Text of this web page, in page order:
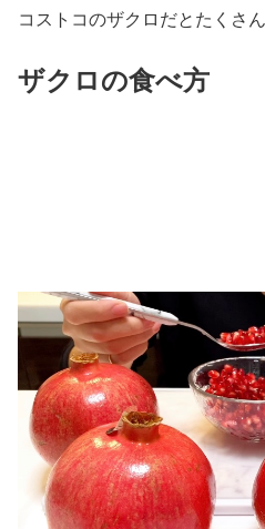
コストコのザクロだとたくさ
ザクロの食べ方